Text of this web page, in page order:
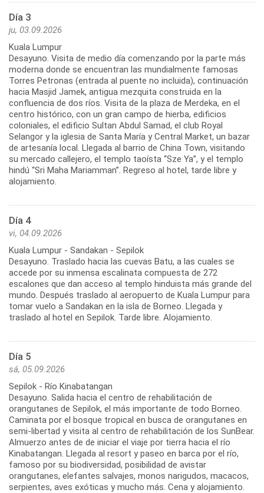
Día 3
ju, 03.09.2026
Kuala Lumpur
Desayuno. Visita de medio día comenzando por la parte más
moderna donde se encuentran las mundialmente famosas
Torres Petronas (entrada al puente no incluida), continuación
hacia Masjid Jamek, antigua mezquita construida en la
confluencia de dos ríos. Visita de la plaza de Merdeka, en el
centro histórico, con un gran campo de hierba, edificios
coloniales, el edificio Sultan Abdul Samad, el club Royal
Selangor y la iglesia de Santa María y Central Market, un bazar
de artesanía local. Llegada al barrio de China Town, visitando
su mercado callejero, el templo taoísta “Sze Ya”, y el templo
hindú “Sri Maha Mariamman”. Regreso al hotel, tarde libre y
alojamiento.
Día 4
vi, 04.09.2026
Kuala Lumpur - Sandakan - Sepilok
Desayuno. Traslado hacia las cuevas Batu, a las cuales se
accede por su inmensa escalinata compuesta de 272
escalones que dan acceso al templo hinduista más grande del
mundo. Después traslado al aeropuerto de Kuala Lumpur para
tomar vuelo a Sandakan en la isla de Borneo. Llegada y
traslado al hotel en Sepilok. Tarde libre. Alojamiento.
Día 5
sá, 05.09.2026
Sepilok - Río Kinabatangan
Desayuno. Salida hacia el centro de rehabilitación de
orangutanes de Sepilok, el más importante de todo Borneo.
Caminata por el bosque tropical en busca de orangutanes en
semi-libertad y visita al centro de rehabilitación de los SunBear.
Almuerzo antes de de iniciar el viaje por tierra hacia el río
Kinabatangan. Llegada al resort y paseo en barca por el río,
famoso por su biodiversidad, posibilidad de avistar
orangutanes, elefantes salvajes, monos narigudos, macacos,
serpientes, aves exóticas y mucho más. Cena y alojamiento.